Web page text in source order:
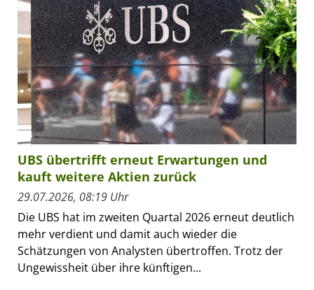
UBS übertrifft erneut Erwartungen und
kauft weitere Aktien zurück
29.07.2026, 08:19 Uhr
Die UBS hat im zweiten Quartal 2026 erneut deutlich
mehr verdient und damit auch wieder die
Schätzungen von Analysten übertroffen. Trotz der
Ungewissheit über ihre künftigen...